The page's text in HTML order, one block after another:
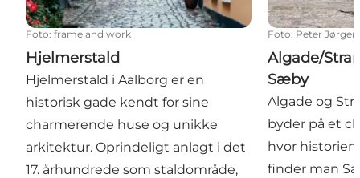
Foto: frame and work
Hjelmerstald
Hjelmerstald i Aalborg er en
historisk gade kendt for sine
charmerende huse og unikke
arkitektur. Oprindeligt anlagt i det
17. århundrede som staldområde,
Foto: Peter
Algade/
Sæby
Algade og
byder på et
hvor historien
finder man